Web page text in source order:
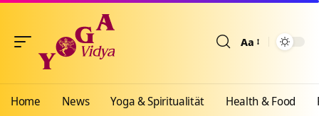
Aa
Home News Yoga & Spiritualität Health & Food